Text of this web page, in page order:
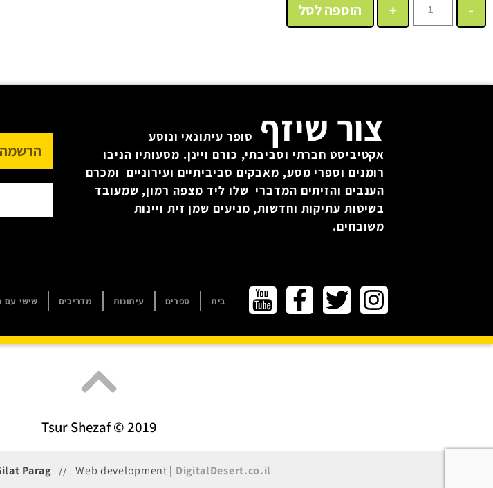
הוספה לסל
צור שיזף סופר עיתונאי ונוסע
אקטיביסט חברתי וסביבתי, כורם ויינן. מסעותיו הניבו
רומנים וספרי מסע, מאבקים סביביתיים ועירוניים ומכרם
הענבים והזיתים המדברי שלו ליד מצפה רמון, שמעובד
בשיטות עתיקות וחדשות, מגיעים שמן זית ויינות
משובחים.
בית ספרים עיתונות מדריכים שישי עם
Tsur Shezaf © 2019
Parag // Web development | DigitalDesert.co.il